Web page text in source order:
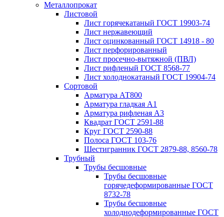
Металлопрокат
Листовой
Лист горячекатаный ГОСТ 19903-74
Лист нержавеющий
Лист оцинкованный ГОСТ 14918 - 80
Лист перфорированный
Лист просечно-вытяжной (ПВЛ)
Лист рифленый ГОСТ 8568-77
Лист холоднокатаный ГОСТ 19904-74
Сортовой
Арматура АТ800
Арматура гладкая А1
Арматура рифленая А3
Квадрат ГОСТ 2591-88
Круг ГОСТ 2590-88
Полоса ГОСТ 103-76
Шестигранник ГОСТ 2879-88, 8560-78
Трубный
Трубы бесшовные
Трубы бесшовные
горячедеформированные ГОСТ
8732-78
Трубы бесшовные
холоднодеформированные ГОСТ